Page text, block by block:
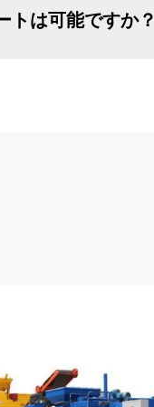
トは可能ですか？